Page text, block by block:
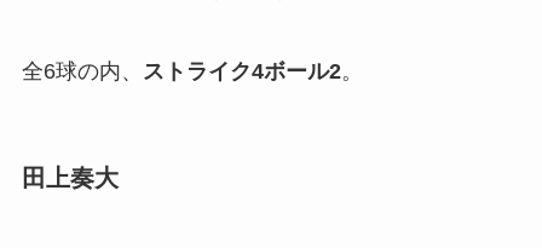
全6球の内、 ストライク4ボール2。
田上奏大